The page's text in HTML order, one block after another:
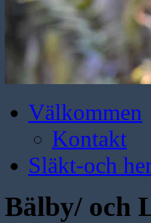
Välkommen
Kontakt
Släkt-och
Bälby/ och